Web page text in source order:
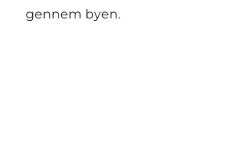
gennem byen.